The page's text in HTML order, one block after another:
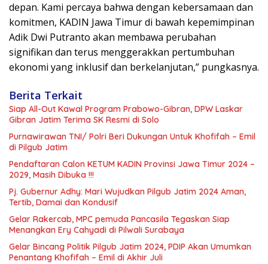
depan. Kami percaya bahwa dengan kebersamaan dan
komitmen, KADIN Jawa Timur di bawah kepemimpinan
Adik Dwi Putranto akan membawa perubahan
signifikan dan terus menggerakkan pertumbuhan
ekonomi yang inklusif dan berkelanjutan,” pungkasnya.
Berita Terkait
Siap All-Out Kawal Program Prabowo-Gibran, DPW Laskar
Gibran Jatim Terima SK Resmi di Solo
Purnawirawan TNI/ Polri Beri Dukungan Untuk Khofifah – Emil
di Pilgub Jatim
Pendaftaran Calon KETUM KADIN Provinsi Jawa Timur 2024 –
2029, Masih Dibuka !!!
Pj. Gubernur Adhy: Mari Wujudkan Pilgub Jatim 2024 Aman,
Tertib, Damai dan Kondusif
Gelar Rakercab, MPC pemuda Pancasila Tegaskan Siap
Menangkan Ery Cahyadi di Pilwali Surabaya
Gelar Bincang Politik Pilgub Jatim 2024, PDIP Akan Umumkan
Penantang Khofifah – Emil di Akhir Juli